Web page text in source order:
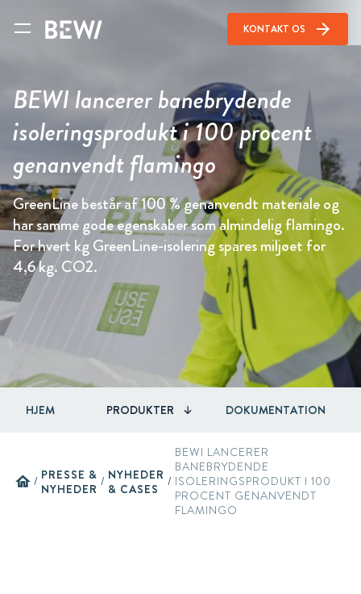
KONTAKT OS arrow_forward
BEWI lancerer banebrydende
isoleringsprodukt i 100 procent
genanvendt flamingo
GreenLine består af 100 % genanvendt materiale og
har samme gode egenskaber som almindelig flamingo.
For hvert kg GreenLine-isolering spares miljøet for
4,6 kg. CO2.
HJEM PRODUKTER DOKUMENTATION
home / PRESSE &
NYHEDER / NYHEDER
& CASES
/
BEWI LANCERER
BANEBRYDENDE
ISOLERINGSPRODUKT I 100
PROCENT GENANVENDT
FLAMINGO